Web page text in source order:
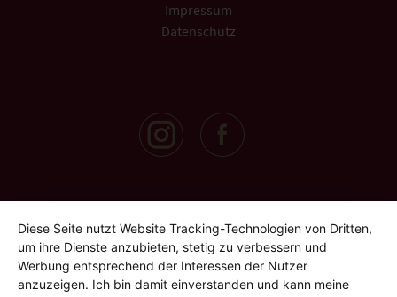
Impressum
Datenschutz
Diese Seite nutzt Website Tracking-Technologien von Dritten,
um ihre Dienste anzubieten, stetig zu verbessern und
Werbung entsprechend der Interessen der Nutzer
anzuzeigen. Ich bin damit einverstanden und kann meine